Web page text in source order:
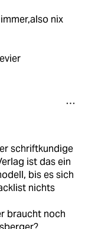
nix
schriftkundige
ist das ein
bis es sich
nichts
braucht noch